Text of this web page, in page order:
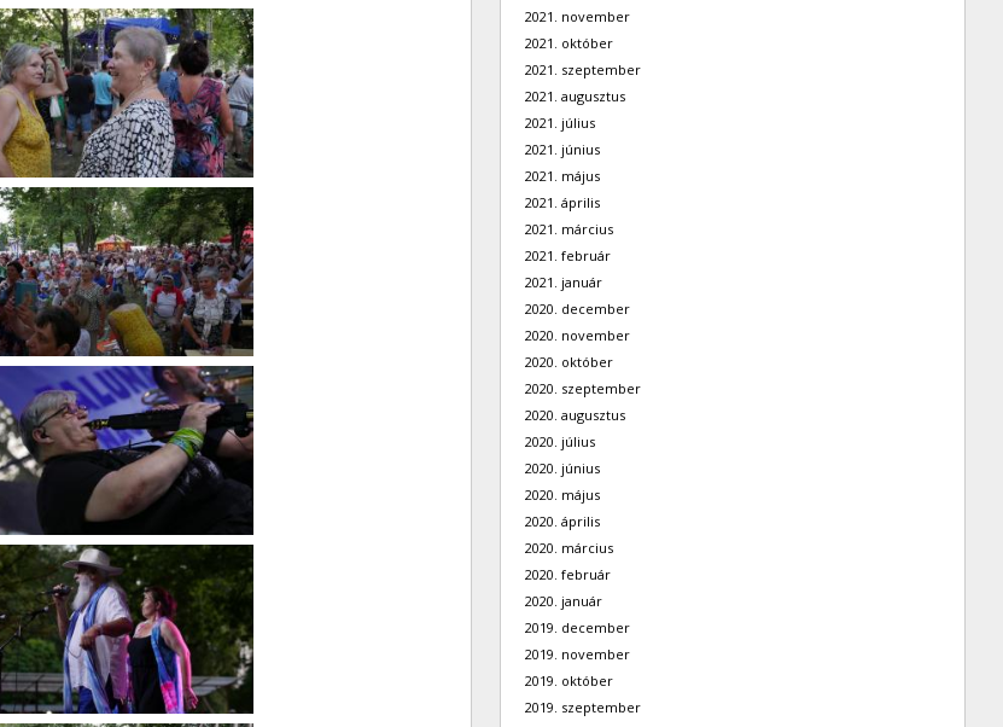
2021. november
2021. október
2021. szeptember
2021. augusztus
2021. július
2021. június
2021. május
2021. április
2021. március
2021. február
2021. január
2020. december
2020. november
2020. október
2020. szeptember
2020. augusztus
2020. július
2020. június
2020. május
2020. április
2020. március
2020. február
2020. január
2019. december
2019. november
2019. október
2019. szeptember